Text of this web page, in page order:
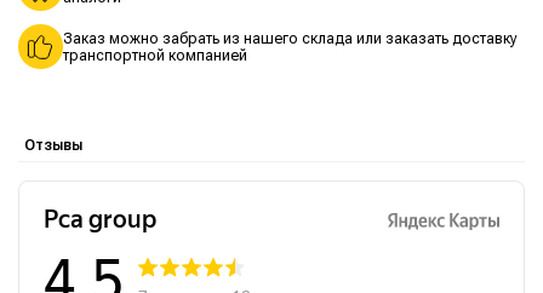
Заказ можно забрать из нашего склада или заказать доставку
транспортной компанией
Отзывы